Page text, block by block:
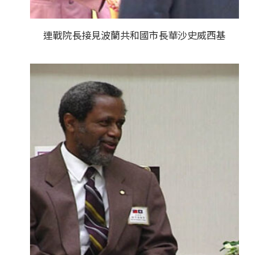
連戰院長接見波蘭共和國市長華沙史威西基